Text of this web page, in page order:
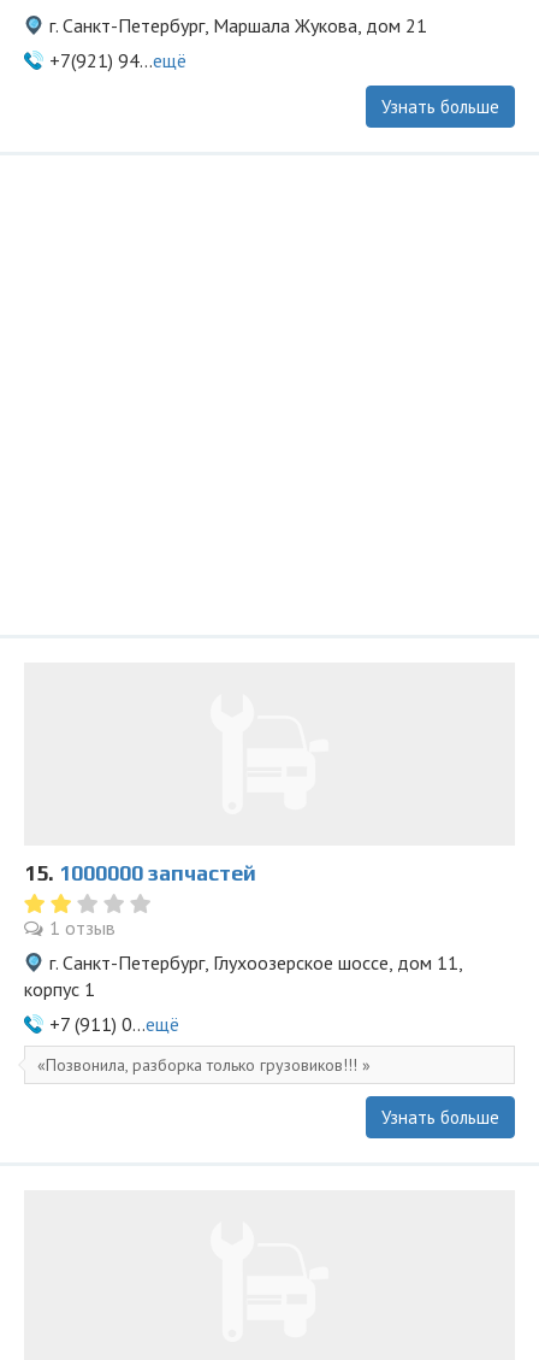
г. Санкт-Петербург, Маршала Жукова, дом 21
+7(921) 94...ещё
Узнать больше
15. 1000000 запчастей
1 отзыв
г. Санкт-Петербург, Глухоозерское шоссе, дом 11,
корпус 1
+7 (911) 0...ещё
Позвонила, разборка только грузовиков!!!
Узнать больше